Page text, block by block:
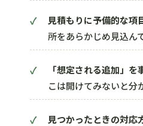
見積もりに予備的な項
所をあらかじめ見込ん
「想定される追加」を
こは開けてみないと分
見つかったときの対応